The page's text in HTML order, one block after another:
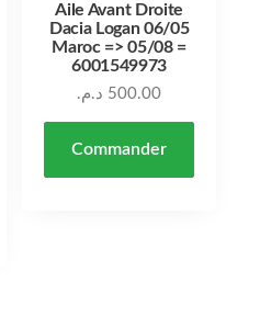
Aile Avant Droite
Dacia Logan 06/05
Maroc => 05/08 =
6001549973
500.00 د.م.
Commander